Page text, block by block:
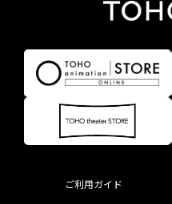
ご利用ガイド